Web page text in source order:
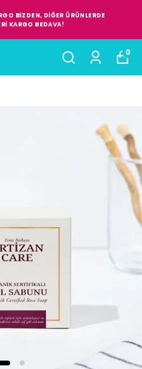
BİZDEN, DİĞER ÜRÜNLERDE
KARGO BEDAVA!
0